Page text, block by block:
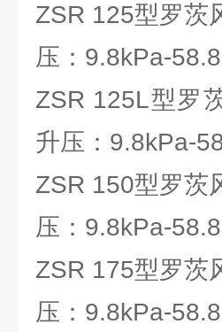
ZSR 125型罗
压：9.8kPa-
ZSR 125L型罗
升压：9.8kPa-
ZSR 150型罗
压：9.8kPa-
ZSR 175型罗
压：9.8kPa-